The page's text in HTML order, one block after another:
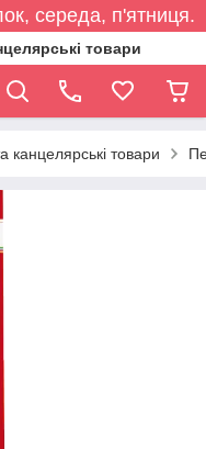
середа, п'ятниця.
товари
канцелярські товари